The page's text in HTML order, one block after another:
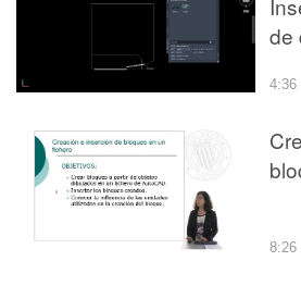
de
4:36
8:26